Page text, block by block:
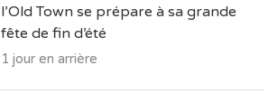
l’Old Town se prépare à sa grande
fête de fin d’été
1 jour en arrière